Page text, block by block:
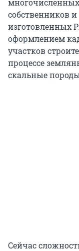
собственников
изготовленных
оформлением
участков
процессе
скальные
Сейчас